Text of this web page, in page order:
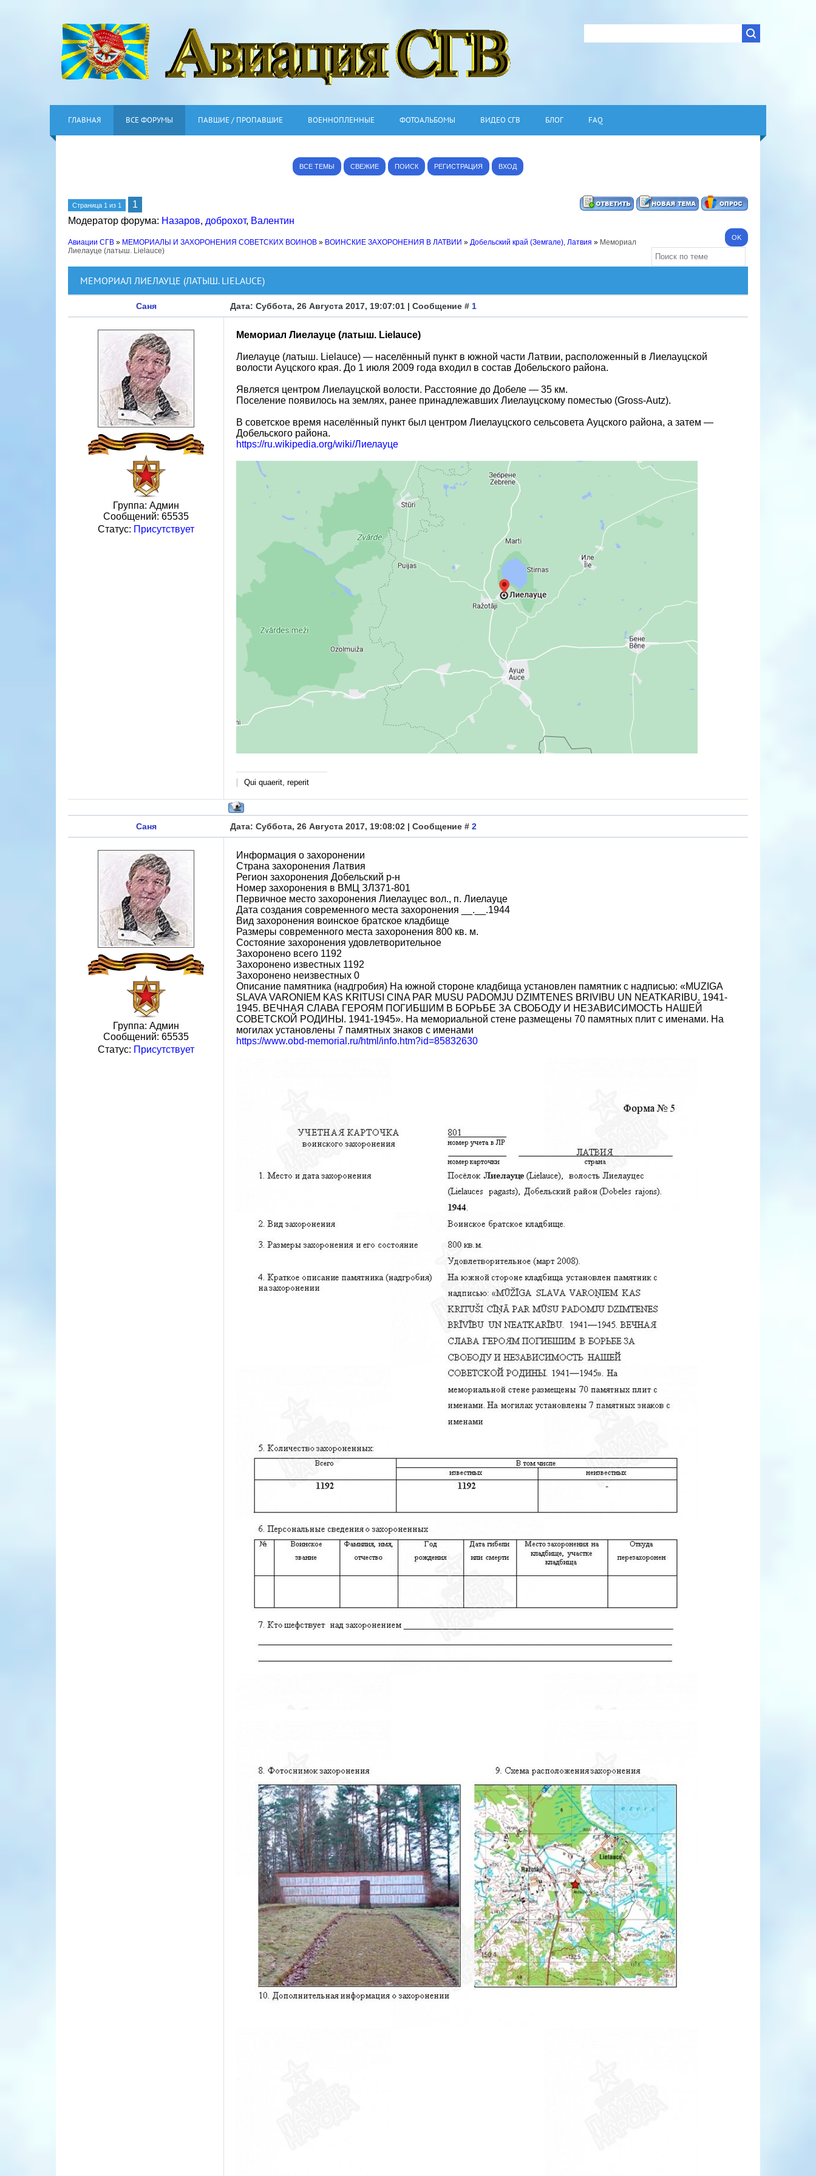
ГЛАВНАЯ ВСЕ ФОРУМЫ ПАВШИЕ / ПРОПАВШИЕ ВОЕННОПЛЕННЫЕ ФОТОАЛЬБОМЫ ВИДЕО СГВ БЛОГ FAQ
ВСЕ ТЕМЫ СВЕЖИЕ ПОИСК РЕГИСТРАЦИЯ ВХОД
Страница 1 из 1
1
Модератор форума: Назаров, доброхот, Валентин
Авиации СГВ » МЕМОРИАЛЫ И ЗАХОРОНЕНИЯ СОВЕТСКИХ ВОИНОВ » ВОИНСКИЕ ЗАХОРОНЕНИЯ В ЛАТВИИ » Добельский край (Земгале), Латвия » Мемориал
Лиелауце (латыш. Lielauce)
МЕМОРИАЛ ЛИЕЛАУЦЕ (ЛАТЫШ. LIELAUCE)
Саня Дата: Суббота, 26 Августа 2017, 19:07:01 | Сообщение # 1
Группа: Админ
Сообщений: 65535
Статус: Присутствует
Мемориал Лиелауце (латыш. Lielauce)
Лиелауце (латыш. Lielauce) — населённый пункт в южной части Латвии, расположенный в Лиелауцской
волости Ауцского края. До 1 июля 2009 года входил в состав Добельского района.
Является центром Лиелауцской волости. Расстояние до Добеле — 35 км.
Поселение появилось на землях, ранее принадлежавших Лиелауцскому поместью (Gross-Autz).
В советское время населённый пункт был центром Лиелауцского сельсовета Ауцского района, а затем —
Добельского района.
https://ru.wikipedia.org/wiki/Лиелауце
Qui quaerit, reperit
Саня Дата: Суббота, 26 Августа 2017, 19:08:02 | Сообщение # 2
Группа: Админ
Сообщений: 65535
Статус: Присутствует
Информация о захоронении
Страна захоронения Латвия
Регион захоронения Добельский р-н
Номер захоронения в ВМЦ ЗЛ371-801
Первичное место захоронения Лиелауцес вол., п. Лиелауце
Дата создания современного места захоронения __.__.1944
Вид захоронения воинское братское кладбище
Размеры современного места захоронения 800 кв. м.
Состояние захоронения удовлетворительное
Захоронено всего 1192
Захоронено известных 1192
Захоронено неизвестных 0
Описание памятника (надгробия) На южной стороне кладбища установлен памятник с надписью: «MUZIGA
SLAVA VARONIEM KAS KRITUSI CINA PAR MUSU PADOMJU DZIMTENES BRIVIBU UN NEATKARIBU. 1941-
1945. ВЕЧНАЯ СЛАВА ГЕРОЯМ ПОГИБШИМ В БОРЬБЕ ЗА СВОБОДУ И НЕЗАВИСИМОСТЬ НАШЕЙ
СОВЕТСКОЙ РОДИНЫ. 1941-1945». На мемориальной стене размещены 70 памятных плит с именами. На
могилах установлены 7 памятных знаков с именами
https://www.obd-memorial.ru/html/info.htm?id=85832630